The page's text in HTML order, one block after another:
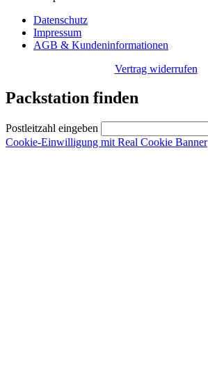
Datenschutz
Impressum
AGB & Kundeninformationen
Vertrag widerrufen
Packstation finden
Postleitzahl eingeben
Cookie-Einwilligung mit Real Cookie Banner